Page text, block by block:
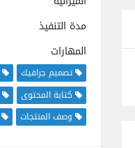
مدة التنفيذ
المهارات
تصميم جرافيك
كتابة المحتوى
وصف المنتجات